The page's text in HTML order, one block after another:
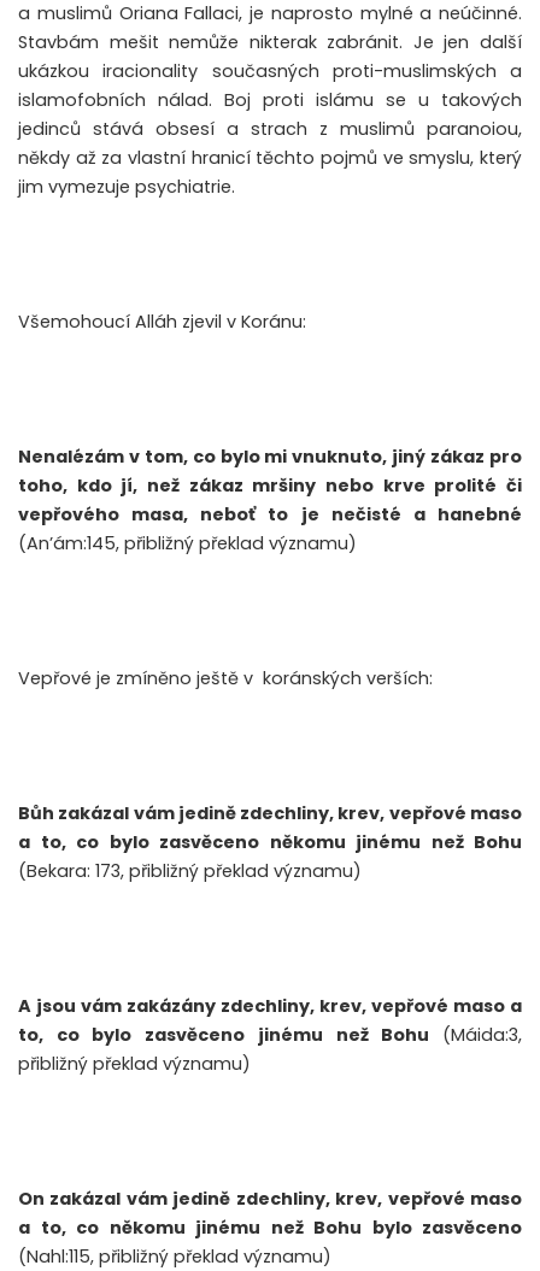
a muslimů Oriana Fallaci, je naprosto mylné a neúčinné.
Stavbám mešit nemůže nikterak zabránit. Je jen další
ukázkou iracionality současných proti-muslimských a
islamofobních nálad. Boj proti islámu se u takových
jedinců stává obsesí a strach z muslimů paranoiou,
někdy až za vlastní hranicí těchto pojmů ve smyslu, který
jim vymezuje psychiatrie.
Všemohoucí Alláh zjevil v Koránu:
Nenalézám v tom, co bylo mi vnuknuto, jiný zákaz pro
toho, kdo jí, než zákaz mršiny nebo krve prolité či
vepřového masa, neboť to je nečisté a hanebné
(An’ám:145, přibližný překlad významu)
Vepřové je zmíněno ještě v koránských verších:
Bůh zakázal vám jedině zdechliny, krev, vepřové maso
a to, co bylo zasvěceno někomu jinému než Bohu
(Bekara: 173, přibližný překlad významu)
A jsou vám zakázány zdechliny, krev, vepřové maso a
to, co bylo zasvěceno jinému než Bohu (Máida:3,
přibližný překlad významu)
On zakázal vám jedině zdechliny, krev, vepřové maso
a to, co někomu jinému než Bohu bylo zasvěceno
(Nahl:115, přibližný překlad významu)